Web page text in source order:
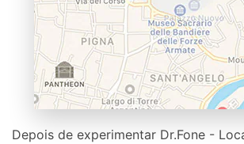
Depois de experimentar Dr.Fone -